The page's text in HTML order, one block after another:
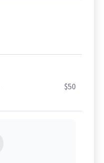
$50